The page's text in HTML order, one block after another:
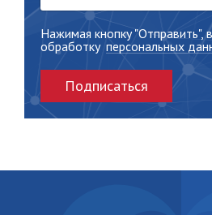
Нажимая кнопку "Отправить",
обработку персональных
Подписаться